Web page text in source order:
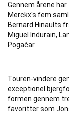
Gennem årene
Merckx's fem
Bernard Hinaults
Miguel Indurain,
Pogačar.
Touren-vindere
exceptionel
formen gennem
favoritter som